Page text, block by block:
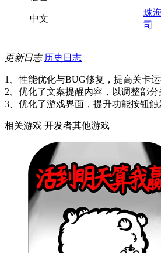
中文
珠
司
更新日志 历史日志
1、性能优化与BUG修复，提高关卡
2、优化了文案提醒内容，以调整部分
3、优化了游戏界面，提升功能按钮触
相关游戏 开发者其他游戏